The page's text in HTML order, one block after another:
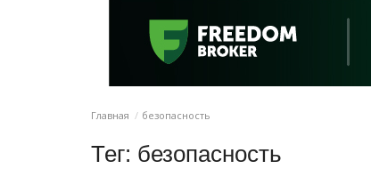
Главная безопасность
Тег: безопасность